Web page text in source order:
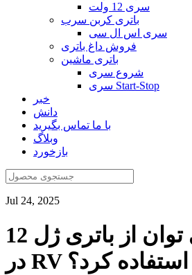
سری 12 ولت
باتری کربن سرب
سری اس ال سی
فروش داغ باتری
باتری ماشین
شروع سری
سری Start-Stop
خبر
دانش
با ما تماس بگیرید
وبلاگ
بازخورد
Jul 24, 2025
آیا می توان از باتری ژل 12v33ah
در RV استفاده کرد؟